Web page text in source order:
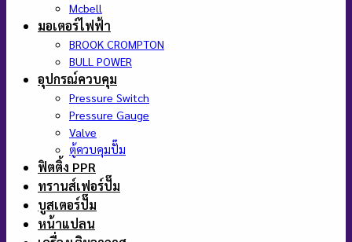
Mcbell
มอเตอร์ไฟฟ้า
BROOK CROMPTON
BULL POWER
อุปกรณ์ควบคุม
Pressure Switch
Pressure Gauge
Valve
ตู้ควบคุมปั๊ม
ฟิตติ้ง PPR
ทรานส์เฟอร์ปั๊ม
บูสเตอร์ปั๊ม
หน้าแปลน